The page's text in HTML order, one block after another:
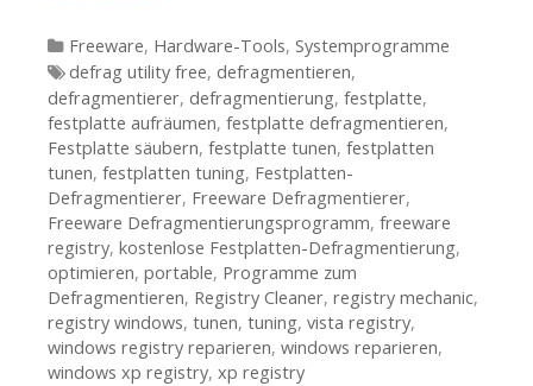
Kategorien
Freeware, Hardware-Tools, Systemprogramme
Tags
defrag utility free, defragmentieren,
defragmentierer, defragmentierung, festplatte,
festplatte aufräumen, festplatte defragmentieren,
Festplatte säubern, festplatte tunen, festplatten
tunen, festplatten tuning, Festplatten-
Defragmentierer, Freeware Defragmentierer,
Freeware Defragmentierungsprogramm, freeware
registry, kostenlose Festplatten-Defragmentierung,
optimieren, portable, Programme zum
Defragmentieren, Registry Cleaner, registry mechanic,
registry windows, tunen, tuning, vista registry,
windows registry reparieren, windows reparieren,
windows xp registry, xp registry